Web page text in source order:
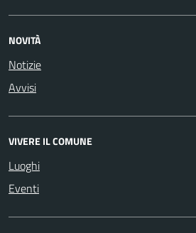
NOVITÀ
Notizie
Avvisi
VIVERE IL COMUNE
Luoghi
Eventi